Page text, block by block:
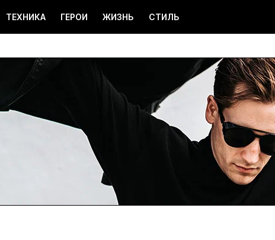
ТЕХНИКА ГЕРОИ ЖИЗНЬ СТИЛЬ